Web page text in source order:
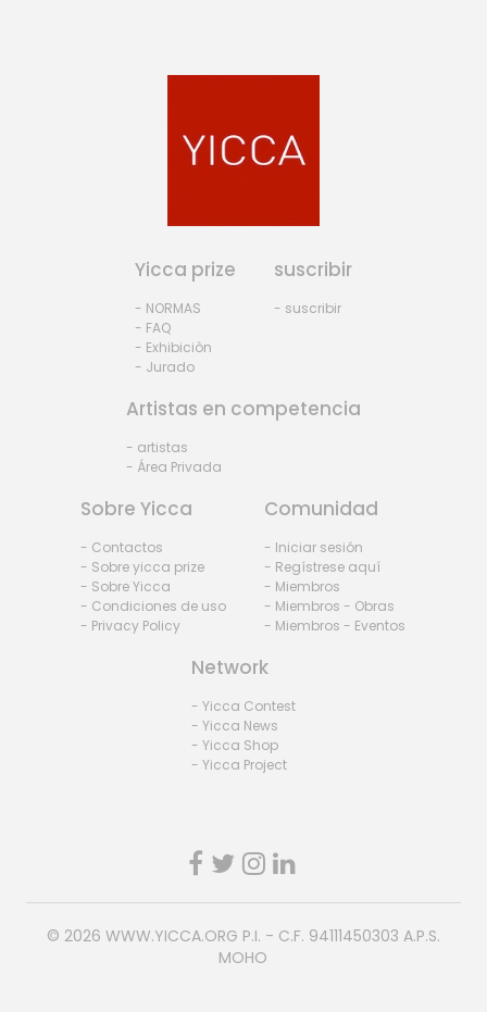
Yicca prize
- NORMAS
- FAQ
- Exhibiciòn
- Jurado
suscribir
- suscribir
Artistas en competencia
- artistas
- Área Privada
Sobre Yicca
- Contactos
- Sobre yicca prize
- Sobre Yicca
- Condiciones de uso
- Privacy Policy
Comunidad
- Iniciar sesión
- Regístrese aquí
- Miembros
- Miembros - Obras
- Miembros - Eventos
Network
- Yicca Contest
- Yicca News
- Yicca Shop
- Yicca Project
© 2026 WWW.YICCA.ORG P.I. - C.F. 94111450303 A.P.S.
MOHO